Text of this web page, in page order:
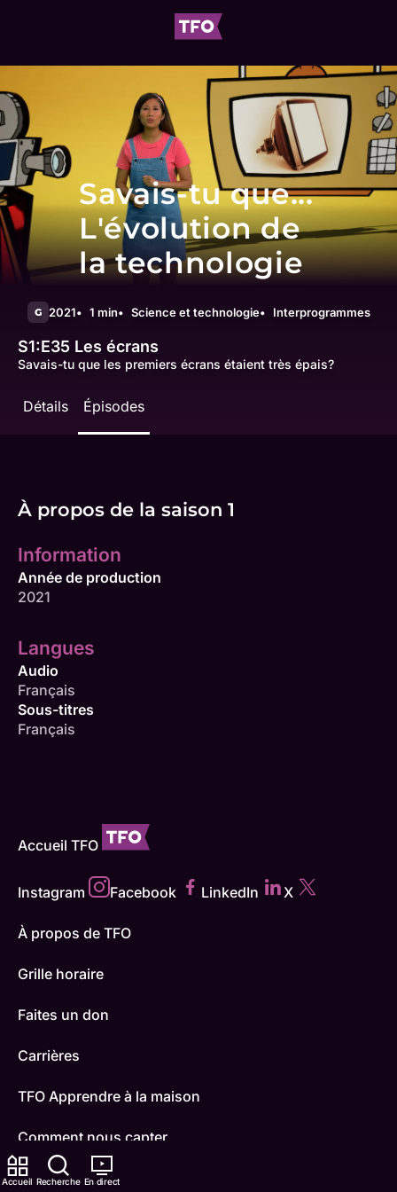
Accueil Recherche En direct
Savais-tu que...
L'évolution de
la technologie
G 2021 1 min Science et technologie Interprogrammes
S1:E35 Les écrans
Savais-tu que les premiers écrans étaient très épais?
Détails Épisodes
À propos de la saison 1
Information
Année de production
2021
Langues
Audio
Français
Sous-titres
Français
Accueil TFO
Instagram Facebook LinkedIn X
À propos de TFO
Grille horaire
Faites un don
Carrières
TFO Apprendre à la maison
Comment nous capter
Contactez-nous